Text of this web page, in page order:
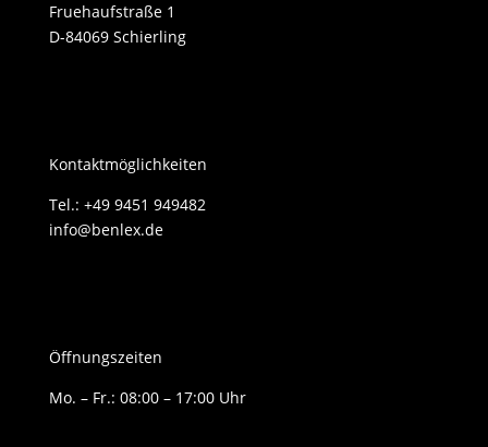
Fruehaufstraße 1
D-84069 Schierling
Kontaktmöglichkeiten
Tel.: +49 9451 949482
info@benlex.de
Öffnungszeiten
Mo. – Fr.: 08:00 – 17:00 Uhr